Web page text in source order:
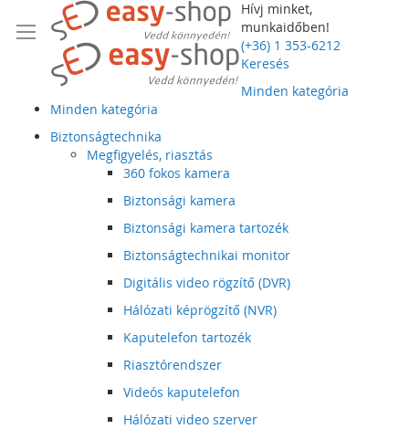
Hívj minket,
munkaidőben!
(+36) 1 353-6212
Keresés
Minden kategória
Minden kategória
Biztonságtechnika
Megfigyelés, riasztás
360 fokos kamera
Biztonsági kamera
Biztonsági kamera tartozék
Biztonságtechnikai monitor
Digitális video rögzítő (DVR)
Hálózati képrögzítő (NVR)
Kaputelefon tartozék
Riasztórendszer
Videós kaputelefon
Hálózati video szerver